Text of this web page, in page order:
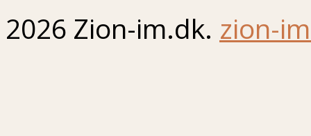
2026 Zion-im.dk. zion-